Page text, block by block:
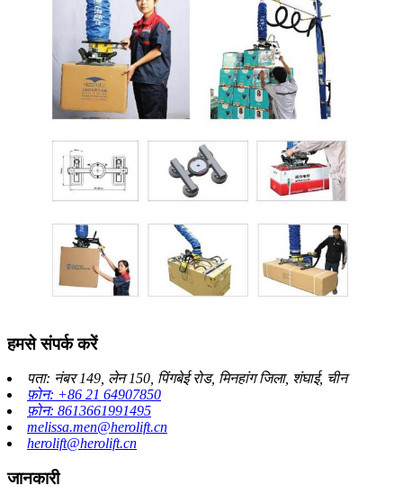
हमसे संपर्क करें
पता: नंबर 149, लेन 150, पिंगबेई रोड, मिनहांग जिला, शंघाई, चीन
फ़ोन: +86 21 64907850
फ़ोन: 8613661991495
melissa.men@herolift.cn
herolift@herolift.cn
जानकारी